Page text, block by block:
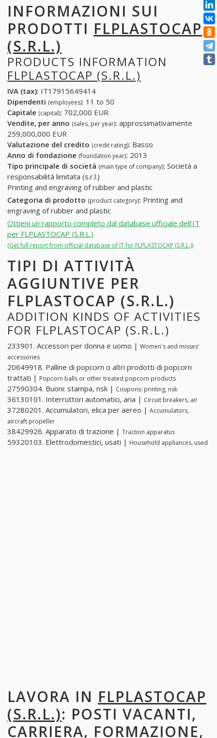
INFORMAZIONI SUI
PRODOTTI FLPLASTOCAP
(S.R.L.)
PRODUCTS INFORMATION
FLPLASTOCAP (S.R.L.)
IVA (tax): IT17915649414
Dipendenti (employees): 11 to 50
Capitale (capital): 702,000 EUR
Vendite, per anno (sales, per year): approssimativamente
259,000,000 EUR
Valutazione del credito (credit rating): Basso
Anno di fondazione (foundation year): 2013
Tipo principale di società (main type of company): Società a
responsabilità limitata (s.r.l.)
Printing and engraving of rubber and plastic
Categoria di prodotto (product category): Printing and
engraving of rubber and plastic
Ottieni un rapporto completo dal database ufficiale dell'IT
per FLPLASTOCAP (S.R.L.)
(Get full report from official database of IT for FLPLASTOCAP (S.R.L.))
TIPI DI ATTIVITÀ
AGGIUNTIVE PER
FLPLASTOCAP (S.R.L.)
ADDITION KINDS OF ACTIVITIES
FOR FLPLASTOCAP (S.R.L.)
233901. Accessori per donna e uomo | Women's and misses'
accessories
20649918. Palline di popcorn o altri prodotti di popcorn
trattati | Popcorn balls or other treated popcorn products
27590304. Buoni: stampa, nsk | Coupons: printing, nsk
36130101. Interruttori automatici, aria | Circuit breakers, air
37280201. Accumulatori, elica per aereo | Accumulators,
aircraft propeller
38429926. Apparato di trazione | Traction apparatus
59320103. Elettrodomestici, usati | Household appliances, used
LAVORA IN FLPLASTOCAP
(S.R.L.): POSTI VACANTI,
CARRIERA, FORMAZIONE,